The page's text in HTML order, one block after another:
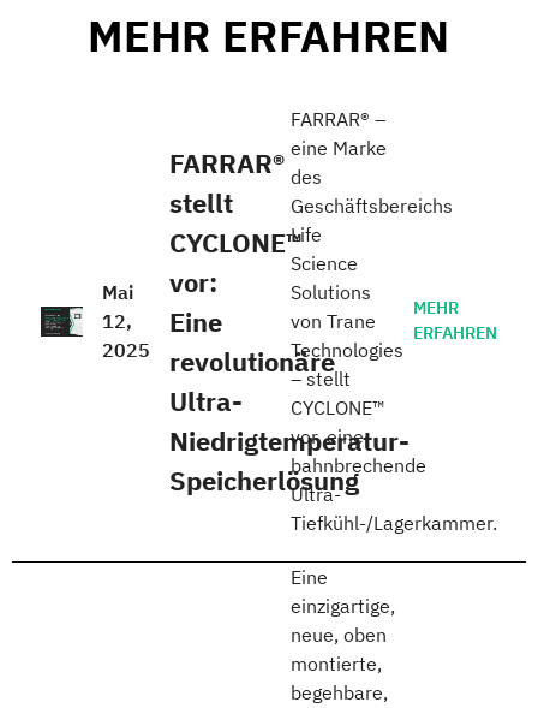
MEHR ERFAHREN
Mai
12,
2025
FARRAR®
stellt
CYCLONE™
vor:
Eine
revolutionäre
Ultra-
Niedrigtemperatur-
Speicherlösung
FARRAR® –
eine Marke
des
Geschäftsbereichs
Life
Science
Solutions
von Trane
Technologies
– stellt
CYCLONE™
vor, eine
bahnbrechende
Ultra-
Tiefkühl-/Lagerkammer.
MEHR
ERFAHREN
Eine
einzigartige,
neue, oben
montierte,
begehbare,